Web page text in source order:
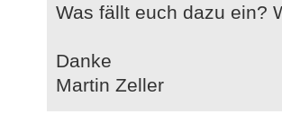
Was fällt euch dazu ein?
Danke
Martin Zeller